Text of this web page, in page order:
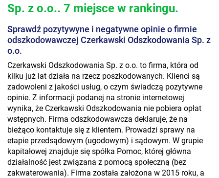
Sp. z o.o.. 7 miejsce w rankingu.
Sprawdź pozytywyne i negatywne opinie o firmie
odszkodowawczej Czerkawski Odszkodowania Sp. z
o.o.
Czerkawski Odszkodowania Sp. z o.o. to firma, która od
kilku już lat działa na rzecz poszkodowanych. Klienci są
zadowoleni z jakości usług, o czym świadczą pozytywne
opinie. Z informacji podanej na stronie internetowej
wynika, że Czerkawski Odszkodowania nie pobiera opłat
wstępnych. Firma odszkodowawcza deklaruje, że na
bieżąco kontaktuje się z klientem. Prowadzi sprawy na
etapie przedsądowym (ugodowym) i sądowym. W grupie
kapitałowej znajduje się spółka Pomoc, której główna
działalność jest związana z pomocą społeczną (bez
zakwaterowania). Firma została założona w 2015 roku, a